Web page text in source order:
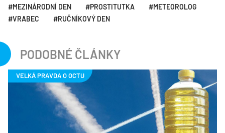
MEZINÁRODNÍ DEN PROSTITUTKA
METEOROLOG
VRABEC
RUČNÍKOVÝ DEN
PODOBNÉ ČLÁNKY